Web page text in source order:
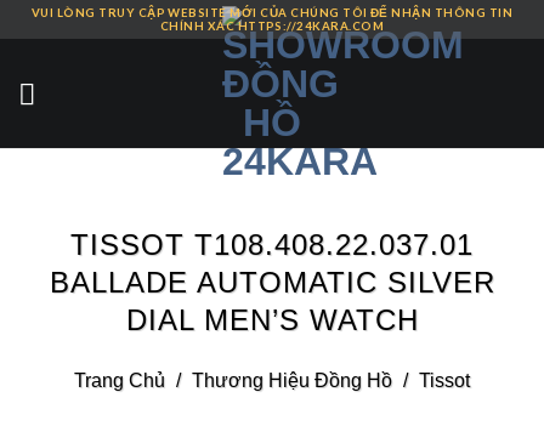
Skip
content
VUI LÒNG TRUY CẬP WEBSITE MỚI CỦA CHÚNG TÔI ĐỂ NHẬN THÔNG TIN
CHÍNH XÁC HTTPS://24KARA.COM
TISSOT T108.408.22.037.01
BALLADE AUTOMATIC SILVER
DIAL MEN’S WATCH
Trang Chủ / Thương Hiệu Đồng Hồ / Tissot